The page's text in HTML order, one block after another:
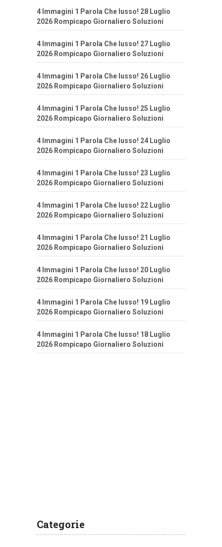
4 Immagini 1 Parola Che lusso! 28 Luglio
2026 Rompicapo Giornaliero Soluzioni
4 Immagini 1 Parola Che lusso! 27 Luglio
2026 Rompicapo Giornaliero Soluzioni
4 Immagini 1 Parola Che lusso! 26 Luglio
2026 Rompicapo Giornaliero Soluzioni
4 Immagini 1 Parola Che lusso! 25 Luglio
2026 Rompicapo Giornaliero Soluzioni
4 Immagini 1 Parola Che lusso! 24 Luglio
2026 Rompicapo Giornaliero Soluzioni
4 Immagini 1 Parola Che lusso! 23 Luglio
2026 Rompicapo Giornaliero Soluzioni
4 Immagini 1 Parola Che lusso! 22 Luglio
2026 Rompicapo Giornaliero Soluzioni
4 Immagini 1 Parola Che lusso! 21 Luglio
2026 Rompicapo Giornaliero Soluzioni
4 Immagini 1 Parola Che lusso! 20 Luglio
2026 Rompicapo Giornaliero Soluzioni
4 Immagini 1 Parola Che lusso! 19 Luglio
2026 Rompicapo Giornaliero Soluzioni
4 Immagini 1 Parola Che lusso! 18 Luglio
2026 Rompicapo Giornaliero Soluzioni
Categorie